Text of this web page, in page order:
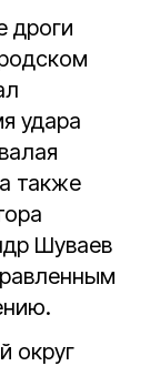
дроги
удара
также
Шуваев
округ